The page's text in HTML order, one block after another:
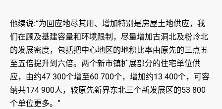
他续说:“为回应地尽其用、增加特别是房屋土地供应，我
们在顾及基建容量和环境限制，尽量增加古洞北及粉岭北
的发展密度，包括把中心地区的地积比率由原先的三点五
至五倍提升到六倍。两个新市镇扩展部分的住宅单位供
应，由约47 300个增至60 700个，增加约13 400个，可容
纳共174 900人，较原先新界东北三个新发展区的53 800
个单位更多。”